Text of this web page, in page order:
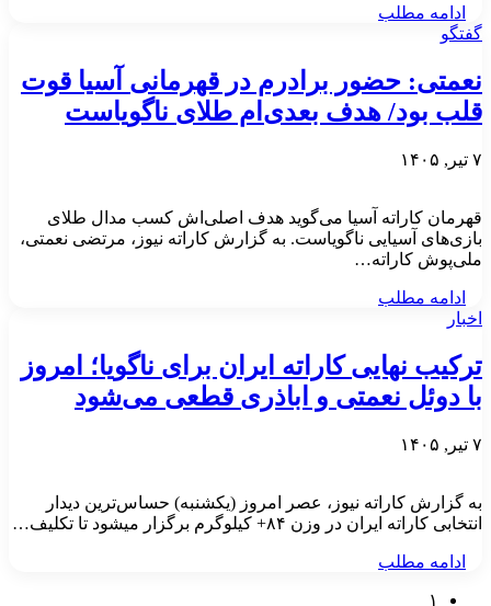
ادامه مطلب
گفتگو
نعمتی: حضور برادرم در قهرمانی آسیا قوت
قلب بود/ هدف بعدی‌ام طلای ناگویاست
۷ تیر, ۱۴۰۵
قهرمان کاراته آسیا می‌گوید هدف اصلی‌اش کسب مدال طلای
بازی‌های آسیایی ناگویاست. به گزارش کاراته نیوز، مرتضی نعمتی،
ملی‌پوش کاراته…
ادامه مطلب
اخبار
ترکیب نهایی کاراته ایران برای ناگویا؛ امروز
با دوئل نعمتی و اباذری قطعی می‌شود
۷ تیر, ۱۴۰۵
به گزارش کاراته نیوز، عصر امروز (یکشنبه) حساس‌ترین دیدار
انتخابی کاراته ایران در وزن ۸۴+ کیلوگرم برگزار میشود تا تکلیف…
ادامه مطلب
۱